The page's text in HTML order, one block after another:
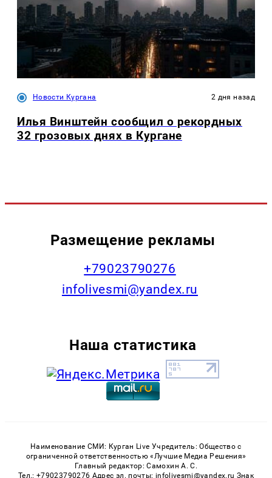
Новости Кургана 2 дня назад
Илья Винштейн сообщил о рекордных
32 грозовых днях в Кургане
Размещение рекламы
+79023790276
infolivesmi@yandex.ru
Наша статистика
Наименование СМИ: Курган Live Учредитель: Общество с
ограниченной ответственностью «Лучшие Медиа Решения»
Главный редактор: Самохин А. С.
Тел.: +79023790276 Адрес эл. почты: infolivesmi@yandex.ru Знак